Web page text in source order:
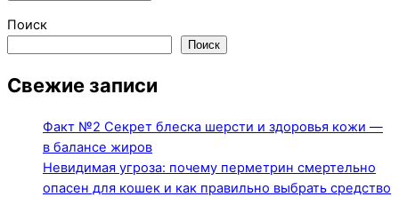
Поиск
Поиск
Свежие записи
Факт №2 Секрет блеска шерсти и здоровья кожи —
в балансе жиров
Невидимая угроза: почему перметрин смертельно
опасен для кошек и как правильно выбрать средство